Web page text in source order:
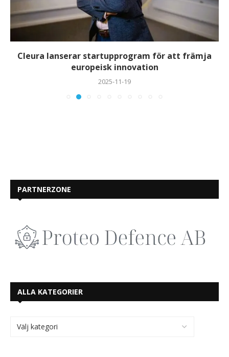
Cleura lanserar startupprogram för att främja
europeisk innovation
2025-11-19
PARTNERZONE
ALLA KATEGORIER